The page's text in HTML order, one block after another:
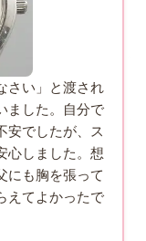
さい」と渡され
ました。自分で
安でしたが、ス
心しました。想
にも胸を張って
えてよかったで